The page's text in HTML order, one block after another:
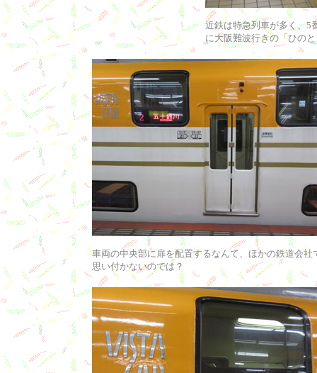
近鉄は特急列車が多く、5
に大阪難波行きの「ひの
車両の中央部に扉を配置するなんて、ほかの鉄道会社
思い付かないのでは？